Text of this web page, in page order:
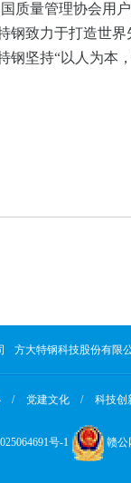
质量管理协会用
钢致力于打造世界
钢坚持“以人为本
方大特钢科技股份有限
/ 党建文化 / 科技
号-1 赣公